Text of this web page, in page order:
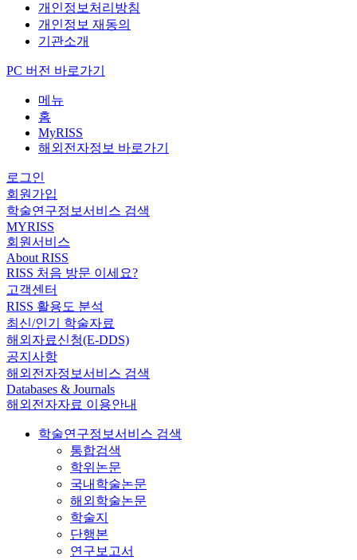
개인정보처리방침
개인정보 재동의
기관소개
PC 버전 바로가기
메뉴
홈
MyRISS
해외전자정보 바로가기
로그인
회원가입
학술연구정보서비스 검색
MYRISS
회원서비스
About RISS
RISS 처음 방문 이세요?
고객센터
RISS 활용도 분석
최신/인기 학술자료
해외자료신청(E-DDS)
공지사항
해외전자정보서비스 검색
Databases & Journals
해외전자자료 이용안내
학술연구정보서비스 검색
통합검색
학위논문
국내학술논문
해외학술논문
학술지
단행본
연구보고서